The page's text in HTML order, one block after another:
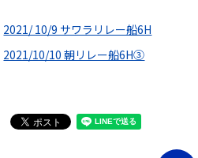
2021/ 10/9 サワラリレー船6H
2021/10/10 朝リレー船6H③